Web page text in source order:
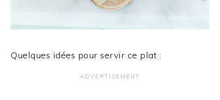
Quelques idées pour servir ce plat :